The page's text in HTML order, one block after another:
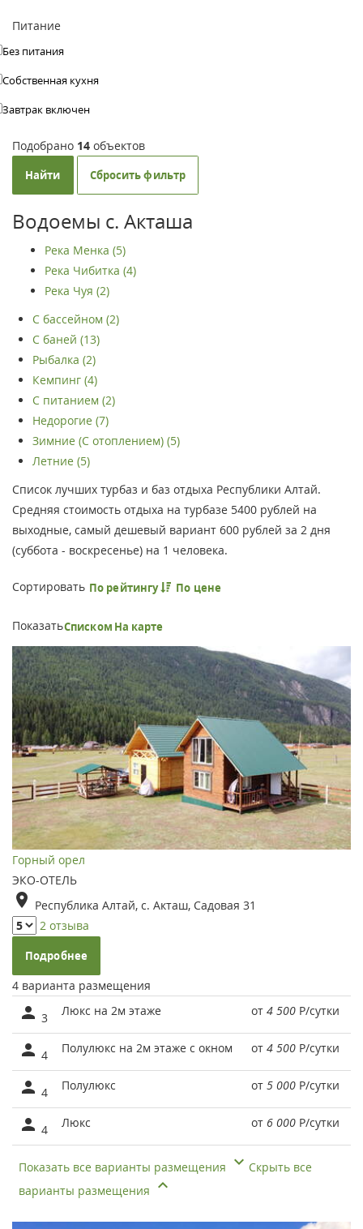
Питание
Без питания
Собственная кухня
Завтрак включен
Подобрано 14 объектов
Найти Сбросить фильтр
Водоемы с. Акташа
Река Менка (5)
Река Чибитка (4)
Река Чуя (2)
С бассейном (2)
С баней (13)
Рыбалка (2)
Кемпинг (4)
С питанием (2)
Недорогие (7)
Зимние (С отоплением) (5)
Летние (5)
Список лучших турбаз и баз отдыха Республики Алтай.
Средняя стоимость отдыха на турбазе 5400 рублей на
выходные, самый дешевый вариант 600 рублей за 2 дня
(суббота - воскресенье) на 1 человека.
Сортировать По рейтингу По цене
ПоказатьСписком На карте
Горный орел
ЭКО-ОТЕЛЬ
Республика Алтай, с. Акташ, Садовая 31
2 отзыва
Подробнее
4 варианта размещения
3 Люкс на 2м этаже от 4 500 Р/сутки
4 Полулюкс на 2м этаже с окном от 4 500 Р/сутки
4 Полулюкс от 5 000 Р/сутки
4 Люкс от 6 000 Р/сутки
Показать все варианты размещения
Скрыть все
варианты размещения